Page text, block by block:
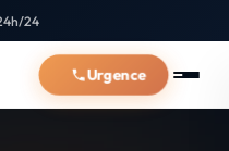
24
Urgence